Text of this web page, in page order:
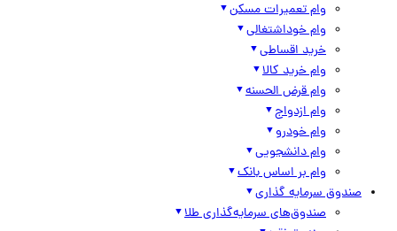
وام تعمیرات مسکن
وام خوداشتغالی
خرید اقساطی
وام خرید کالا
وام قرض الحسنه
وام ازدواج
وام خودرو
وام دانشجویی
وام بر اساس بانک
صندوق سرمایه گذاری
صندوق‌های سرمایه‌گذاری طلا